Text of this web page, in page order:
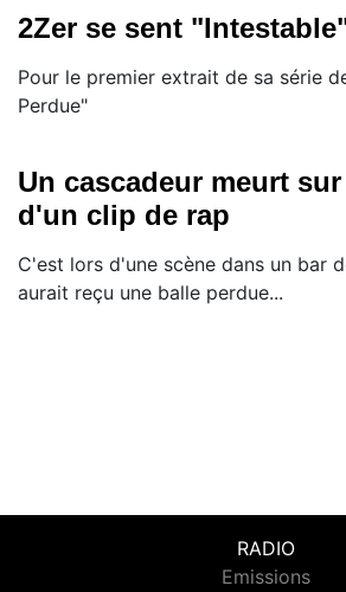
2Zer se sent
Pour le premier extrait de sa série
Perdue"
Un cascadeur meurt
d'un clip de rap
C'est lors d'une scène dans un bar
aurait reçu une balle perdue...
RADIO
Emissions